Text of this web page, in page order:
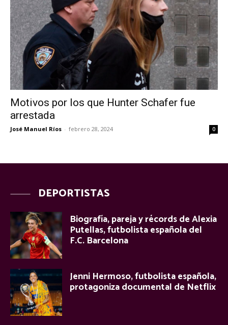
Motivos por los que Hunter Schafer fue
arrestada
José Manuel Ríos - febrero 28, 2024 0
DEPORTISTAS
Biografía, pareja y récords de Alexia
Putellas, futbolista española del
F.C. Barcelona
Jenni Hermoso, futbolista española,
protagoniza documental de Netflix